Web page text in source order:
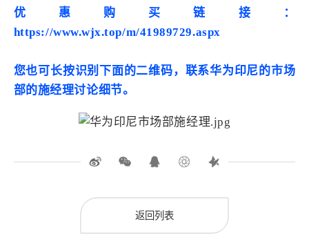
优惠购买链接：
https://www.wjx.top/m/41989729.aspx
您也可长按识别下面的二维码，联系华为印尼的市场
部的施经理讨论细节。
返回列表